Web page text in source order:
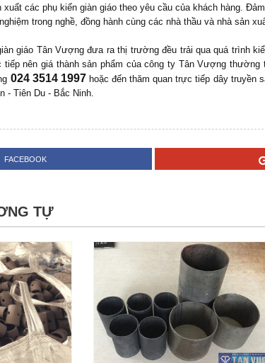
các phụ kiến giàn giáo theo yêu cầu của khách hàng.
trong nghề, đồng hành cùng các nhà thầu và nhà sản
giáo Tân Vượng đưa ra thị trường đều trải qua quá trình
nên giá thành sản phẩm của công ty Tân Vượng
024 3514 1997 hoặc đến thăm quan trực tiếp dây truyền
- Tiên Du - Bắc Ninh.
FACEBOOK
TỰ